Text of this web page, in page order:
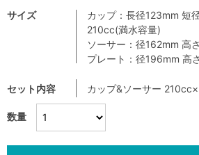
数量
サイズ
カップ：長径123mm 短
210cc(満水容量)
ソーサー：径162mm 高
プレート：径196mm 高
セット内容 カップ&ソーサー